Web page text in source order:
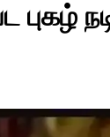
புகழ்